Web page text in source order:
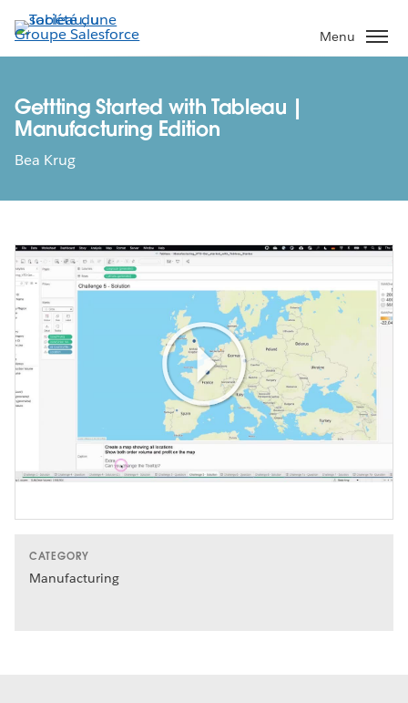
Aller
au
contenu
Menu
Gettting Started with Tableau |
Manufacturing Edition
Bea Krug
Play
Video
CATEGORY
Manufacturing